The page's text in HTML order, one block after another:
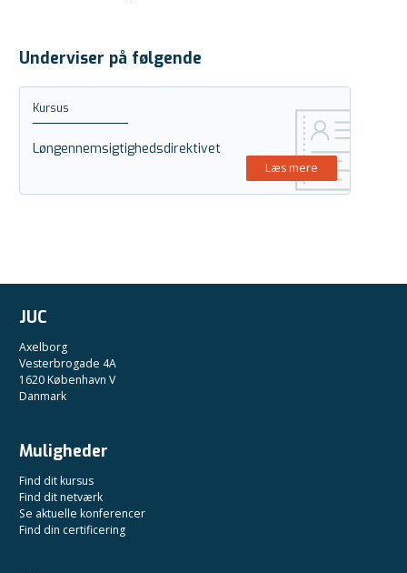
Underviser på følgende
Kursus
Løngennemsigtighedsdirektivet
Læs mere
JUC
Axelborg
Vesterbrogade 4A
1620 København V
Danmark
Muligheder
Find dit kursus
Find dit netværk
Se aktuelle konferencer
Find din certificering